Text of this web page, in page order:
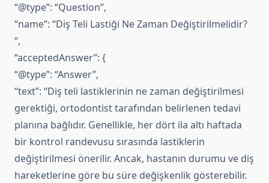
“@type”: “Question”,
“name”: “Diş Teli Lastiği Ne Zaman Değiştirilmelidir?
“,
“acceptedAnswer”: {
“@type”: “Answer”,
“text”: “Diş teli lastiklerinin ne zaman değiştirilmesi
gerektiği, ortodontist tarafından belirlenen tedavi
planına bağlıdır. Genellikle, her dört ila altı haftada
bir kontrol randevusu sırasında lastiklerin
değiştirilmesi önerilir. Ancak, hastanın durumu ve diş
hareketlerine göre bu süre değişkenlik gösterebilir.